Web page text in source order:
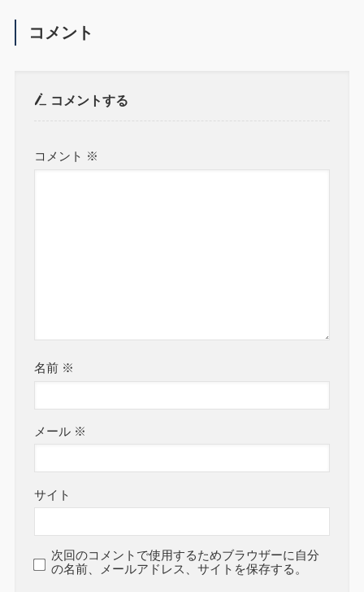
コメント
コメントする
コメント ※
名前 ※
メール ※
サイト
次回のコメントで使用するためブラウザーに自分
の名前、メールアドレス、サイトを保存する。